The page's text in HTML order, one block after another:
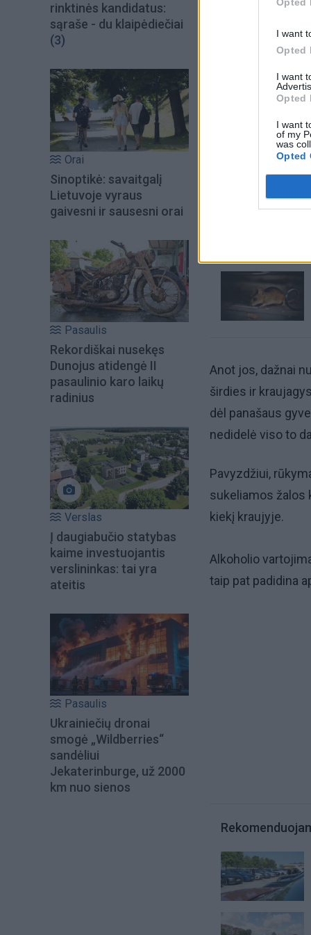
I want
Opted
I want
Opted
I want
of my
was
Opted
rinktinės kandidatus:
sąraše - du klaipėdiečiai
(3)
Orai
Sinoptikė: savaitgalį
Lietuvoje vyraus
gaivesni ir sausesni orai
Pasaulis
Rekordiškai nusekęs
Dunojus atidengė II
pasaulinio karo laikų
radinius
Verslas
Į daugiabučio statybas
kaime investuojantis
verslininkas: tai yra
ateitis
Pasaulis
Ukrainiečių dronai
smogė „Wildberries“
sandėliui
Jekaterinburge, už 2000
km nuo sienos
Šiuo metu
Anot jos, dažnai
širdies ir
dėl panašaus
nedidelė viso to
Pavyzdžiui,
sukeliamos žalos
kiekį kraujyje.
Alkoholio
taip pat padidina